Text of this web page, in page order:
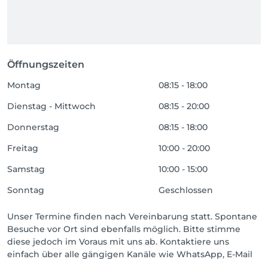
Öffnungszeiten
Montag
08:15 - 18:00
Dienstag - Mittwoch
08:15 - 20:00
Donnerstag
08:15 - 18:00
Freitag
10:00 - 20:00
Samstag
10:00 - 15:00
Sonntag
Geschlossen
Unser Termine finden nach Vereinbarung statt. Spontane
Besuche vor Ort sind ebenfalls möglich. Bitte stimme
diese jedoch im Voraus mit uns ab. Kontaktiere uns
einfach über alle gängigen Kanäle wie WhatsApp, E-Mail